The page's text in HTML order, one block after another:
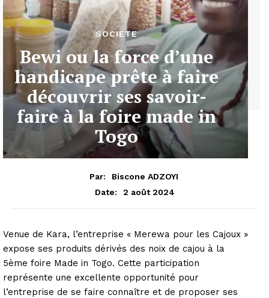
SOCIETE
Bewi ou la force d’une
handicape prête à faire
découvrir ses savoir-
faire à la foire made in
Togo
Par:
Biscone ADZOYI
Date:
2 août 2024
Venue de Kara, l’entreprise « Merewa pour les Cajoux »
expose ses produits dérivés des noix de cajou à la
5ème foire Made in Togo. Cette participation
représente une excellente opportunité pour
l’entreprise de se faire connaître et de proposer ses